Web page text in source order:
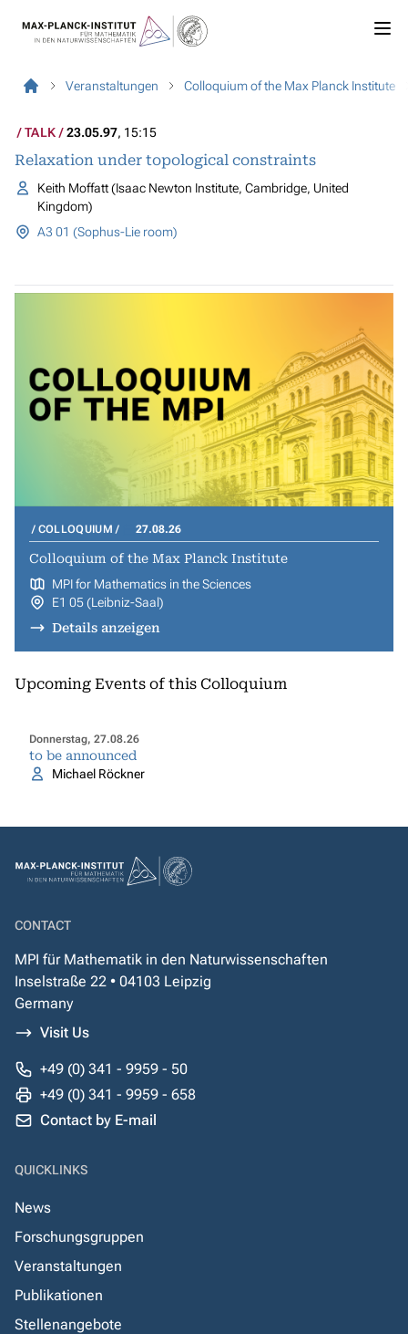
Veranstaltungen Colloquium of the Max Planck Institute
TALK 23.05.97, 15:15
Relaxation under topological constraints
Keith Moffatt (Isaac Newton Institute, Cambridge, United
Kingdom)
A3 01 (Sophus-Lie room)
COLLOQUIUM 27.08.26
Colloquium of the Max Planck Institute
MPI for Mathematics in the Sciences
E1 05 (Leibniz-Saal)
Details anzeigen
Upcoming Events of this Colloquium
Donnerstag, 27.08.26
to be announced
Michael Röckner
CONTACT
MPI für Mathematik in den Naturwissenschaften
Inselstraße 22 • 04103 Leipzig
Germany
Visit Us
+49 (0) 341 - 9959 - 50
+49 (0) 341 - 9959 - 658
Contact by E-mail
QUICKLINKS
News
Forschungsgruppen
Veranstaltungen
Publikationen
Stellenangebote